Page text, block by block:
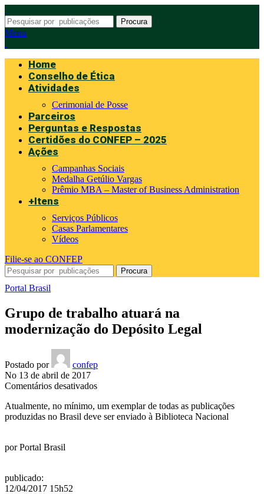
Procura
Menu
Home
Conselho de Ética
Atividades
Cerimonial de Posse
Parceiros
Perguntas e Respostas
Certidões do CONFEP – 2025
Ações
Campanhas Sociais
Medalha Getúlio Vargas
Prêmio MBA – Master of Business Administration
+Itens
Serviços Públicos
Casas Parlamentares
Vídeos
Filie-se ao CONFEP
Procura
Portal Brasil
Grupo de trabalho atuará na
modernização do Depósito Legal
Postado por
confep
No 13 de abril de 2017
Comentários desativadosem
de
trabalho
Atualmente, no mínimo, um exemplar de todas as publicações
produzidas no Brasil deve ser enviado à Biblioteca Nacional
porPortal Brasil
publicado:
12/04/2017 15h52